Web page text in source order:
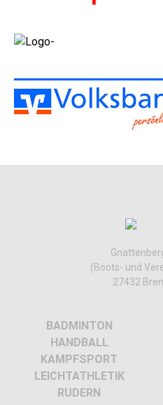
(Boots- und
27432
BADMINTON
HANDBALL
KAMPFSPORT
LEICHTATHLETIK
RUDERN